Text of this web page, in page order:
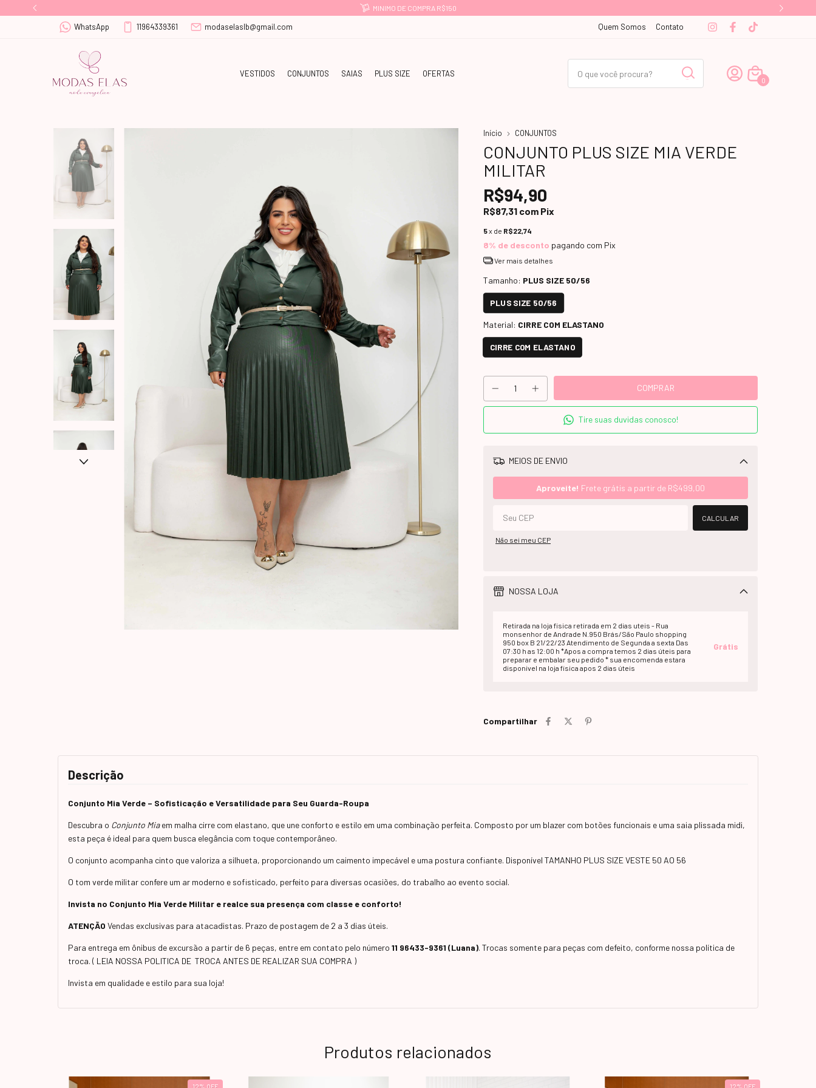
MINIMO DE COMPRA R$150
WhatsApp 11964339361 modaselaslb@gmail.com Quem Somos Contato
VESTIDOS CONJUNTOS SAIAS PLUS SIZE OFERTAS
0
Início CONJUNTOS
CONJUNTO PLUS SIZE MIA VERDE
MILITAR
R$94,90
R$87,31 com Pix
5x de R$22,74
8% de desconto pagando com Pix
Ver mais detalhes
Tamanho: PLUS SIZE 50/56
PLUS SIZE 50/56
Material: CIRRE COM ELASTANO
CIRRE COM ELASTANO
Tire suas duvidas conosco!
MEIOS DE ENVIO
Aproveite! Frete grátis a partir de R$499,00
CALCULAR
Não sei meu CEP
NOSSA LOJA
Retirada na loja fisica retirada em 2 dias uteis - Rua
monsenhor de Andrade N.950 Brás/São Paulo shopping
950 box B 21/22/23 Atendimento de Segunda a sexta Das
07:30 h as 12:00 h *Apos a compra temos 2 dias úteis para
preparar e embalar seu pedido * sua encomenda estara
disponivel na loja fisica apos 2 dias úteis
Grátis
Compartilhar
Descrição
Conjunto Mia Verde – Sofisticação e Versatilidade para Seu Guarda-Roupa
Descubra o Conjunto Miaem malha cirre com elastano, que une conforto e estilo em uma combinação perfeita. Composto por um blazer com botões funcionais e uma saia plissada midi,
esta peça é ideal para quem busca elegância com toque contemporâneo.
O conjunto acompanha cinto que valoriza a silhueta, proporcionando um caimento impecável e uma postura confiante. Disponível TAMANHO PLUS SIZE VESTE 50 AO 56
O tom verde militar confere um ar moderno e sofisticado, perfeito para diversas ocasiões, do trabalho ao evento social.
Invista no Conjunto Mia Verde Militar e realce sua presença com classe e conforto!
ATENÇÃO Vendas exclusivas para atacadistas. Prazo de postagem de 2 a 3 dias úteis.
Para entrega em ônibus de excursão a partir de 6 peças, entre em contato pelo número 11 96433-9361 (Luana). Trocas somente para peças com defeito, conforme nossa política de
troca. ( LEIA NOSSA POLITICA DE TROCA ANTES DE REALIZAR SUA COMPRA )
Invista em qualidade e estilo para sua loja!
Produtos relacionados
12% OFF 12% OFF